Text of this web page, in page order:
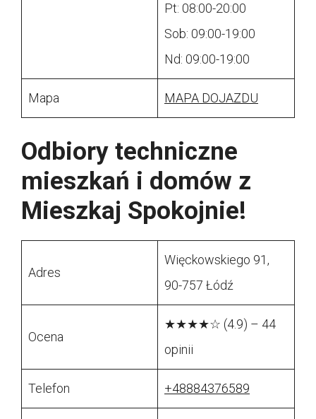
Pt: 08:00-20:00
Sob: 09:00-19:00
Nd: 09:00-19:00
Mapa MAPA DOJAZDU
Odbiory techniczne
mieszkań i domów z
Mieszkaj Spokojnie!
Adres
Więckowskiego 91,
90-757 Łódź
Ocena
★★★★☆ (4.9) – 44
opinii
Telefon +48884376589